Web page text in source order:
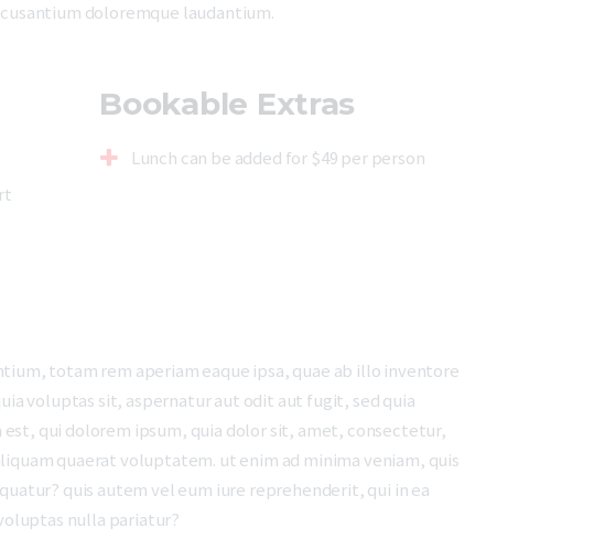
doloremque laudantium.
Bookable Extras
Lunch can be added for $49 per person
totam rem aperiam eaque ipsa, quae ab illo inventore
voluptas sit, aspernatur aut odit aut fugit, sed quia
qui dolorem ipsum, quia dolor sit, amet, consectetur,
quaerat voluptatem. ut enim ad minima veniam, quis
quis autem vel eum iure reprehenderit, qui in ea
nulla pariatur?